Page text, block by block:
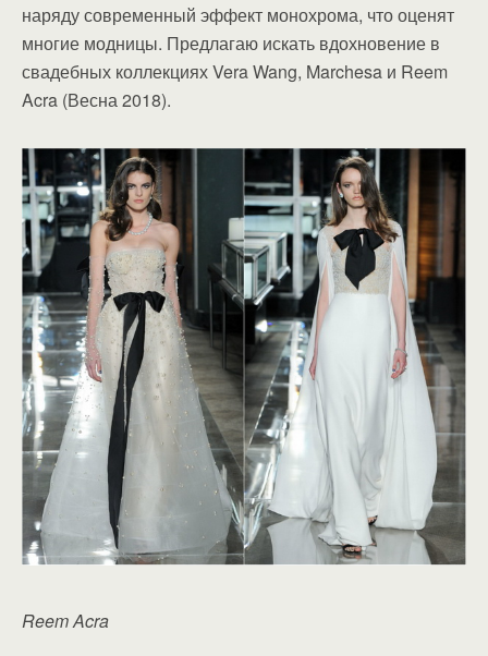
наряду современный эффект монохрома, что оценят
многие модницы. Предлагаю искать вдохновение в
свадебных коллекциях Vera Wang, Marchesa и Reem
Acra (Весна 2018).
Reem Acra